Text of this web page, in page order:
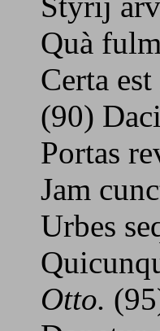
Quà
Certa
(90)
Portas
Jam
Urbes
Otto.